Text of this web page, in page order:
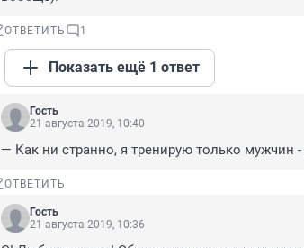
ОТВЕТИТЬ 1
Показать ещё 1 ответ
Гость
21 августа 2019, 10:40
— Как ни странно, я тренирую только мужчин
ОТВЕТИТЬ
Гость
21 августа 2019, 10:36